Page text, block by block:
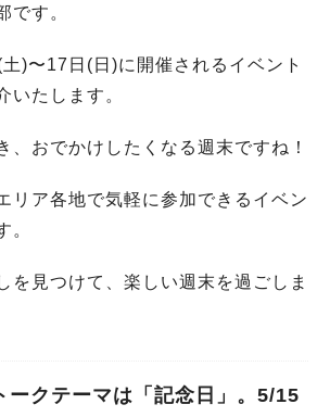
です。
)〜17日(日)に開催されるイベント
いたします。
、おでかけしたくなる週末ですね！
リア各地で気軽に参加できるイベン
。
を見つけて、楽しい週末を過ごしま
ークテーマは「記念日」。5/15